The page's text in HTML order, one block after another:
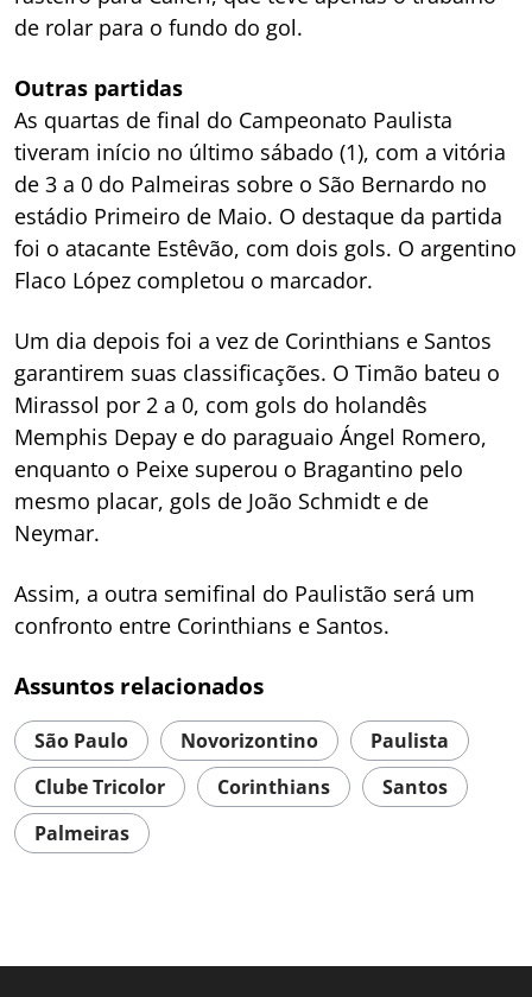
de rolar para o fundo do gol.
Outras partidas
As quartas de final do Campeonato Paulista
tiveram início no último sábado (1), com a vitória
de 3 a 0 do Palmeiras sobre o São Bernardo no
estádio Primeiro de Maio. O destaque da partida
foi o atacante Estêvão, com dois gols. O argentino
Flaco López completou o marcador.
Um dia depois foi a vez de Corinthians e Santos
garantirem suas classificações. O Timão bateu o
Mirassol por 2 a 0, com gols do holandês
Memphis Depay e do paraguaio Ángel Romero,
enquanto o Peixe superou o Bragantino pelo
mesmo placar, gols de João Schmidt e de
Neymar.
Assim, a outra semifinal do Paulistão será um
confronto entre Corinthians e Santos.
Assuntos relacionados
São Paulo Novorizontino
Paulista
Clube Tricolor
Corinthians
Santos
Palmeiras